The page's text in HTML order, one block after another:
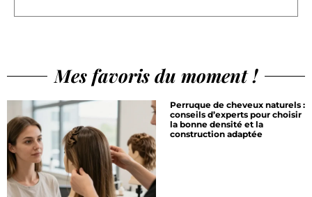
Mes favoris du moment !
Perruque de cheveux naturels :
conseils d’experts pour choisir
la bonne densité et la
construction adaptée